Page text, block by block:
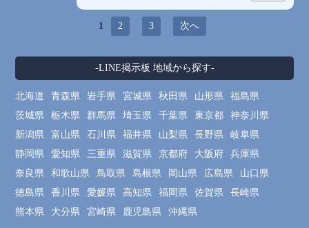
1 2 3 次へ
-LINE掲示板 地域から探す-
北海道 青森県 岩手県 宮城県 秋田県 山形県
福島県
茨城県
栃木県 群馬県 埼玉県 千葉県 東京都
神奈川県
新潟県
富山県 石川県 福井県 山梨県 長野県
岐阜県
静岡県
愛知県 三重県 滋賀県 京都府 大阪府
兵庫県
奈良県
和歌山県 鳥取県 島根県 岡山県 広島県
山口県
徳島県
香川県 愛媛県 高知県 福岡県 佐賀県
長崎県
熊本県
大分県 宮崎県 鹿児島県 沖縄県